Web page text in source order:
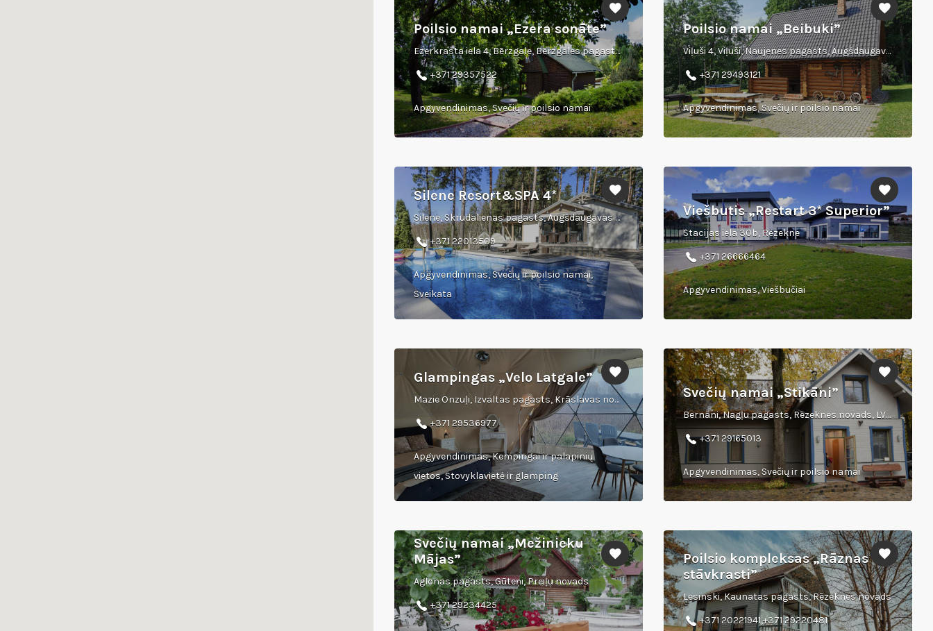
Poilsio namai „Ezera sonāte”
Ezerkrasta iela 4, Bērzgale, Bērzgales pagasts, Rēzeknes novads
+371 29357522
Apgyvendinimas, Svečių ir poilsio namai
Poilsio namai „Beibuki”
Viļuši 4, Viļuši, Naujenes pagasts, Augšdaugavas novads
+371 29493121
Apgyvendinimas, Svečių ir poilsio namai
Silene Resort&SPA 4*
Silene, Skrudalienas pagasts, Augšdaugavas novads
+371 22013509
Apgyvendinimas, Svečių ir poilsio namai,
Sveikata
Viešbutis „Restart 3* Superior”
Stacijas iela 30b, Rēzekne
+371 26666464
Apgyvendinimas, Viešbučiai
Glampingas „Velo Latgale”
Mazie Onzuļi, Izvaltas pagasts, Krāslavas novads
+371 29536977
Apgyvendinimas, Kempingai ir palapinių
vietos, Stovyklavietė ir glamping
Svečių namai „Stikāni”
Bernāni, Nagļu pagasts, Rēzeknes novads, LV-4631
+371 29165013
Apgyvendinimas, Svečių ir poilsio namai
Svečių namai „Mežinieku
Mājas”
Aglonas pagasts, Gūteņi, Preiļu novads
+371 29234425
Poilsio kompleksas „Rāznas
stāvkrasti”
Lesinski, Kaunatas pagasts, Rēzeknes novads
+371 20221941,+371 29220481